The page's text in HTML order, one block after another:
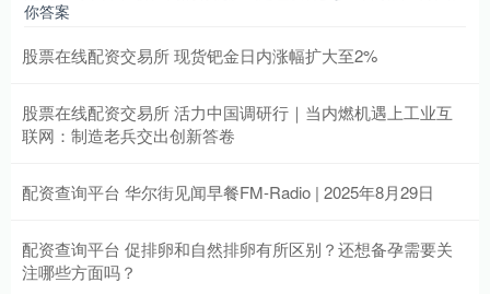
你答案
股票在线配资交易所 现货钯金日内涨幅扩大至2%
股票在线配资交易所 活力中国调研行｜当内燃机遇上工业互
联网：制造老兵交出创新答卷
配资查询平台 华尔街见闻早餐FM-Radio | 2025年8月29日
配资查询平台 促排卵和自然排卵有所区别？还想备孕需要关
注哪些方面吗？